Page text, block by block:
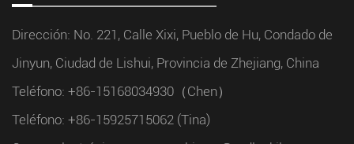
Dirección: No. 221, Calle Xixi, Pueblo de Hu, Condado de
Jinyun, Ciudad de Lishui, Provincia de Zhejiang, China
Teléfono: +86-15168034930（Chen）
Teléfono: +86-15925715062 (Tina)